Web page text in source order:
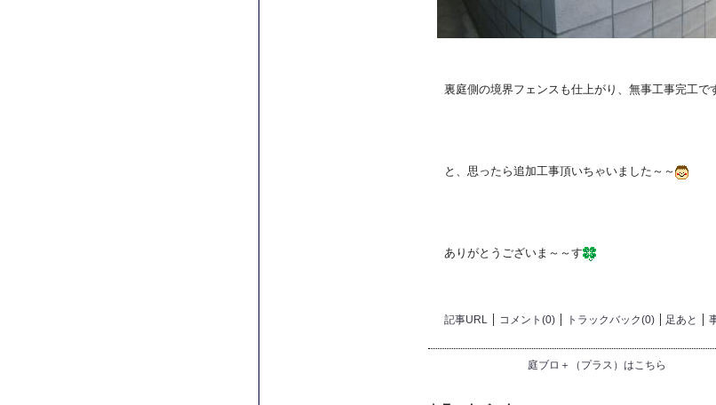
裏庭側の境界フェンスも仕上がり、無事工事完工で
と、思ったら追加工事頂いちゃいました～～
ありがとうございま～～す
記事URL コメント(0) トラックバック(0) 足あと
庭ブロ＋（プラス）はこちら